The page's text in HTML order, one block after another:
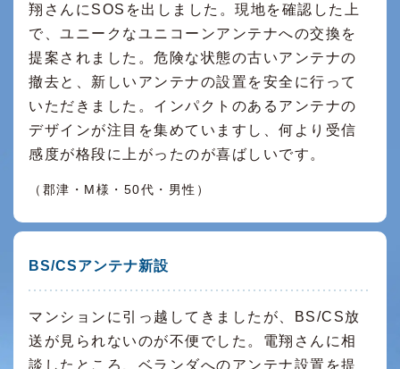
翔さんにSOSを出しました。現地を確認した上
で、ユニークなユニコーンアンテナへの交換を
提案されました。危険な状態の古いアンテナの
撤去と、新しいアンテナの設置を安全に行って
いただきました。インパクトのあるアンテナの
デザインが注目を集めていますし、何より受信
感度が格段に上がったのが喜ばしいです。
（郡津・M様・50代・男性）
BS/CSアンテナ新設
マンションに引っ越してきましたが、BS/CS放
送が見られないのが不便でした。電翔さんに相
談したところ、ベランダへのアンテナ設置を提